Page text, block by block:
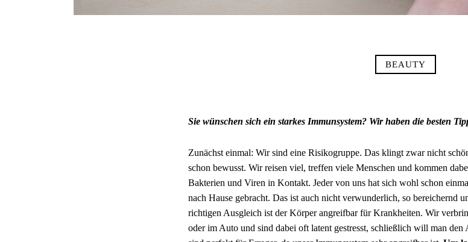
BEAUTY
Sie wünschen sich ein starkes Immunsystem? Wir haben die besten
Zunächst einmal: Wir sind eine Risikogruppe. Das klingt zwar nicht
schon bewusst. Wir reisen viel, treffen viele Menschen und kommen
Bakterien und Viren in Kontakt. Jeder von uns hat sich wohl schon
nach Hause gebracht. Das ist auch nicht verwunderlich, so bereichernd
richtigen Ausgleich ist der Körper angreifbar für Krankheiten. Wir
oder im Auto und sind dabei oft latent gestresst, schließlich will man den